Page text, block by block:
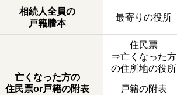
相続人全員の
戸籍謄本
最寄りの役所
亡くなった方の
住民票or戸籍の附表
住民票
⇒亡くなった方
の住所地の役所
戸籍の附表